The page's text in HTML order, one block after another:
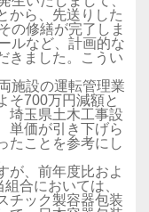
から、先送りした
の修繕が完了しま
ルなど、計画的な
きました。こうい
施設の運転管理業
そ700万円減額と
埼玉県土木工事設
単価が引き下げら
たことを参考にし
が、前年度比およ
合においては、
チック製容器包装